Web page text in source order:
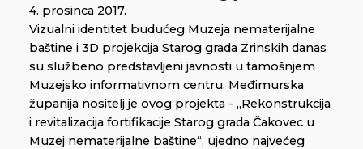
4. prosinca 2017.
Vizualni identitet budućeg Muzeja nematerijalne
baštine i 3D projekcija Starog grada Zrinskih danas
su službeno predstavljeni javnosti u tamošnjem
Muzejsko informativnom centru. Međimurska
županija nositelj je ovog projekta - „Rekonstrukcija
i revitalizacija fortifikacije Starog grada Čakovec u
Muzej nematerijalne baštine“, ujedno najvećeg